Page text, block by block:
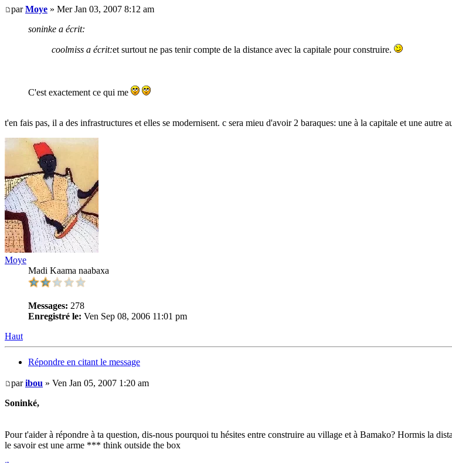
parMoye » Mer Jan 03, 2007 8:12 am
soninke a écrit:
coolmiss a écrit:et surtout ne pas tenir compte de la distance avec la capitale pour construire.
C'est exactement ce qui me
t'en fais pas, il a des infrastructures et elles se modernisent. c sera mieu d'avoir 2 baraques: une à la capitale et une autre
Moye
Madi Kaama naabaxa
Messages: 278
Enregistré le: Ven Sep 08, 2006 11:01 pm
Haut
Répondre en citant le message
paribou » Ven Jan 05, 2007 1:20 am
Soninké,
Pour t'aider à répondre à ta question, dis-nous pourquoi tu hésites entre construire au village et à Bamako? Hormis la
le savoir est une arme *** think outside the box